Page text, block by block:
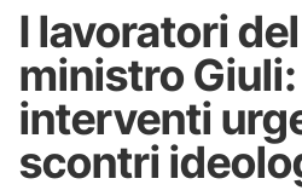
I lavoratori
ministro
interventi
scontri